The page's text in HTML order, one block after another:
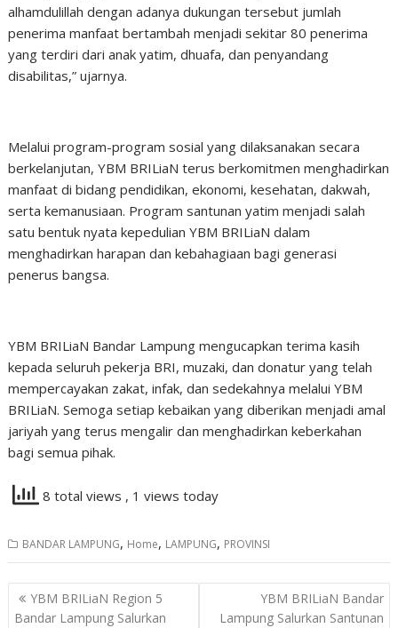
alhamdulillah dengan adanya dukungan tersebut jumlah
penerima manfaat bertambah menjadi sekitar 80 penerima
yang terdiri dari anak yatim, dhuafa, dan penyandang
disabilitas,” ujarnya.
Melalui program-program sosial yang dilaksanakan secara
berkelanjutan, YBM BRILiaN terus berkomitmen menghadirkan
manfaat di bidang pendidikan, ekonomi, kesehatan, dakwah,
serta kemanusiaan. Program santunan yatim menjadi salah
satu bentuk nyata kepedulian YBM BRILiaN dalam
menghadirkan harapan dan kebahagiaan bagi generasi
penerus bangsa.
YBM BRILiaN Bandar Lampung mengucapkan terima kasih
kepada seluruh pekerja BRI, muzaki, dan donatur yang telah
mempercayakan zakat, infak, dan sedekahnya melalui YBM
BRILiaN. Semoga setiap kebaikan yang diberikan menjadi amal
jariyah yang terus mengalir dan menghadirkan keberkahan
bagi semua pihak.
8 total views , 1 views today
BANDAR LAMPUNG, Home, LAMPUNG, PROVINSI
Navigasi
pos
YBM BRILiaN Region 5
Bandar Lampung Salurkan
YBM BRILiaN Bandar
Lampung Salurkan Santunan